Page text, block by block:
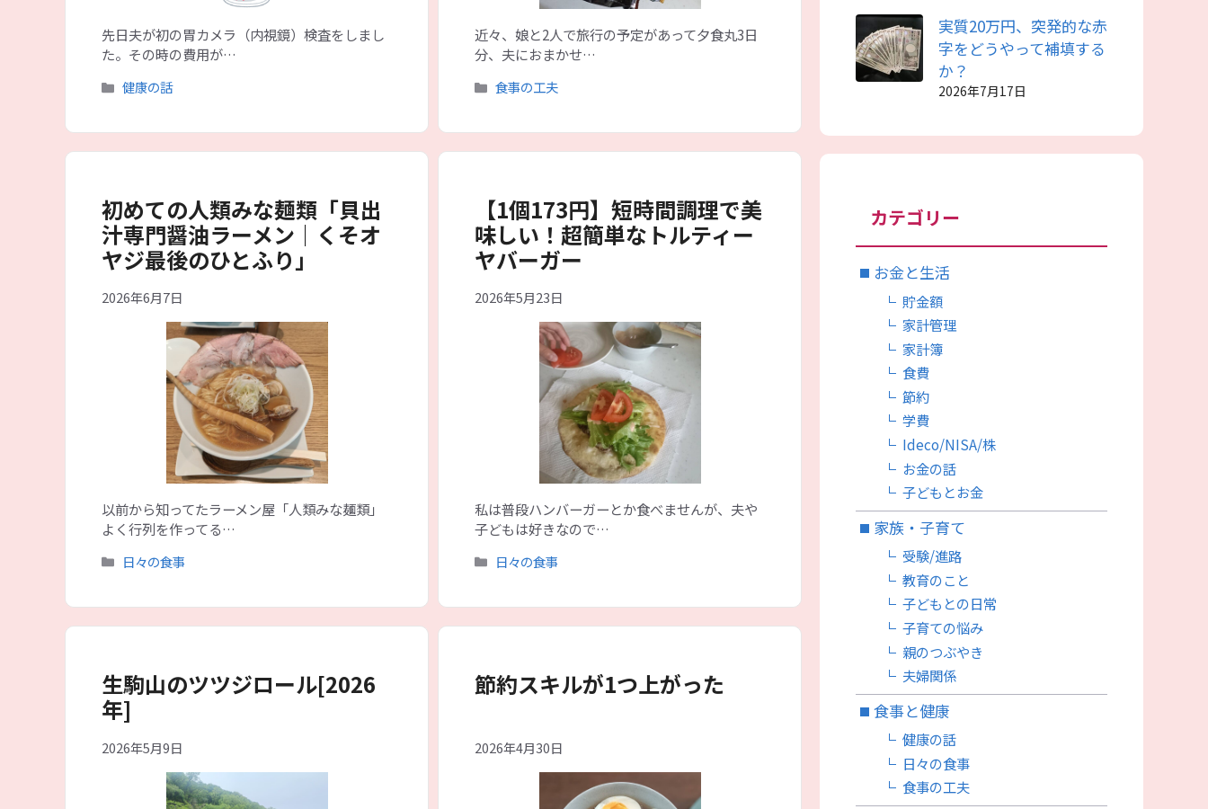
先日夫が初の胃カメラ（内視鏡）検査をしまし
た。その時の費用が…
カ
健康の話
近々、娘と2人で旅行の予定があって夕食丸3日
分、夫におまかせ…
カ
食事の工夫
初めての人類みな麺類「貝出
汁専門醤油ラーメン｜くそオ
ヤジ最後のひとふり」
2026年6月7日
以前から知ってたラーメン屋「人類みな麺類」
よく行列を作ってる…
カ
日々の食事
【1個173円】短時間調理で美
味しい！超簡単なトルティー
ヤバーガー
2026年5月23日
私は普段ハンバーガーとか食べませんが、夫や
子どもは好きなので…
カ
日々の食事
生駒山のツツジロール[2026
年]
2026年5月9日
節約スキルが1つ上がった
2026年4月30日
実質20万円、突発的な赤
字をどうやって補填する
か？
2026年7月17日
カテゴリー
お金と生活
貯金額
家計管理
家計簿
食費
節約
学費
Ideco/NISA/株
お金の話
子どもとお金
家族・子育て
受験/進路
教育のこと
子どもとの日常
子育ての悩み
親のつぶやき
夫婦関係
食事と健康
健康の話
日々の食事
食事の工夫